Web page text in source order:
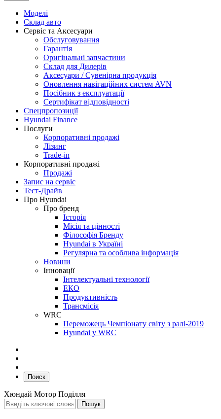
Моделі
Склад авто
Сервіс та Аксесуари
Обслуговування
Гарантія
Оригінальні запчастини
Склад для Дилерів
Аксесуари / Сувенірна продукція
Оновлення навігаційних систем AVN
Посібник з експлуатації
Сертифікат відповідності
Спецпропозиції
Hyundai Finance
Послуги
Корпоративні продажі
Лізинг
Trade-in
Корпоративні продажі
Продажі
Запис на сервіс
Тест-Драйв
Про Hyundai
Про бренд
Історія
Місія та цінності
Філософія Бренду
Hyundai в Україні
Регулярна та особлива інформація
Новини
Інновації
Інтелектуальні технології
ЕКО
Продуктивність
Трансмісія
WRC
Переможець Чемпіонату світу з ралі-2019
Hyundai у WRC
Поиск
Хюндай Мотор Поділля